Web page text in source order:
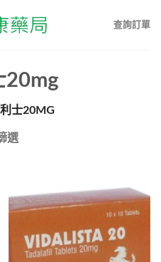
查詢訂單
20mg
士20MG
選